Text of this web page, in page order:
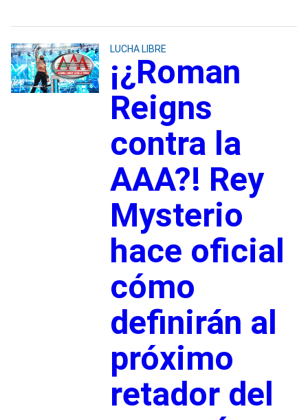
LUCHA LIBRE
¡¿Roman
Reigns
contra la
AAA?! Rey
Mysterio
hace oficial
cómo
definirán al
próximo
retador del